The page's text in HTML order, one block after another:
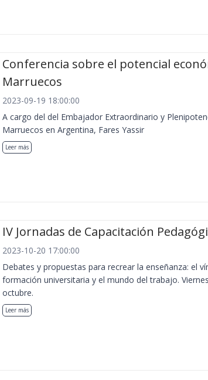
Conferencia sobre el potencial
Marruecos
2023-09-19 18:00:00
A cargo del del Embajador Extraordinario y
Marruecos en Argentina, Fares Yassir
Leer más
IV Jornadas de Capacitación
2023-10-20 17:00:00
Debates y propuestas para recrear la enseñanza: el
formación universitaria y el mundo del trabajo.
octubre.
Leer más